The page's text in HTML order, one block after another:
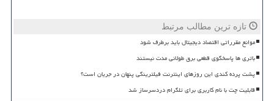
تازه ترین مطالب مرتبط
موانع مقرراتی اقتصاد دیجیتال باید برطرف شود
باتری ها پاسخگوی قطعی برق طولانی مدت نیستند
پشت پرده کندی این روزهای اینترنت فیلترینگی پنهان در جریان است؟
قابلیت چت با نام کاربری برای تلگرام دردسرساز شد